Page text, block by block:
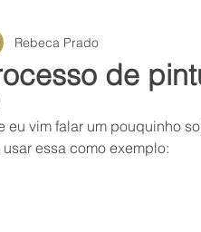
de
Rebeca Prado
eu vim falar um pouquinho
usar essa como exemplo: